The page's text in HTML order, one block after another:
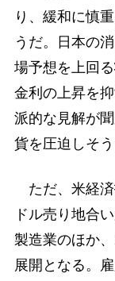
り、緩和に慎
うだ。日本の
場予想を上回
金利の上昇を
派的な見解が
貨を圧迫しそう
ただ、米経済
ドル売り地合
製造業のほか
展開となる。